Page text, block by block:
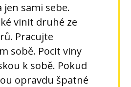
jen sami sebe.
vinit druhé ze
Pracujte
sobě. Pocit viny
k sobě. Pokud
opravdu špatné